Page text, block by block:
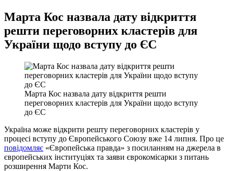
Марта Кос назвала дату відкриття
решти переговорних кластерів для
України щодо вступу до ЄС
Марта Кос назвала дату відкриття решти
переговорних кластерів для України щодо вступу
до ЄС
Україна може відкрити решту переговорних кластерів у
процесі вступу до Європейського Союзу вже 14 липня. Про це
повідомляє «Європейська правда» з посиланням на джерела в
європейських інституціях та заяви єврокомісарки з питань
розширення Марти Кос.